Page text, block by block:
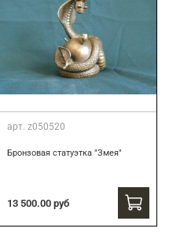
арт. z050520
Бронзовая статуэтка "Змея"
13 500.00 руб